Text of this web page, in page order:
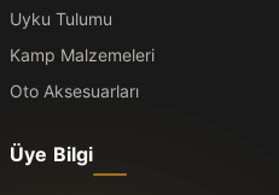
Uyku Tulumu
Kamp Malzemeleri
Oto Aksesuarları
Üye Bilgi